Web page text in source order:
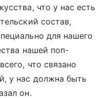
что у нас есть
состав,
для нашего
нашей поп-
что связано
у нас должна быть
он.